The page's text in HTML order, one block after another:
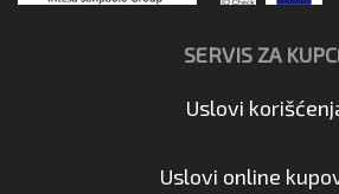
SERVIS ZA
Uslovi
Uslovi online